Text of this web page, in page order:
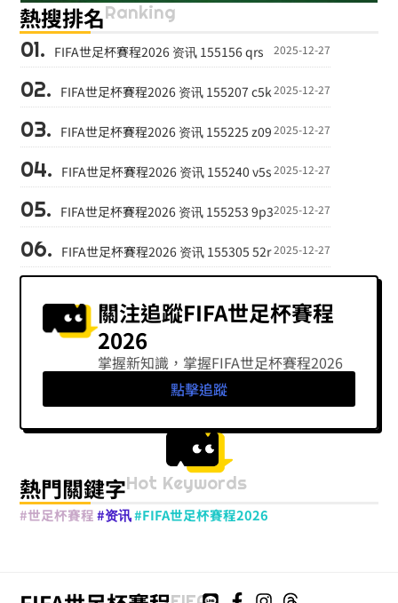
熱搜排名Ranking
FIFA世足杯賽程2026 资讯 155156 qrs 2025-12-27
FIFA世足杯賽程2026 资讯 155207 c5k2025-12-27
FIFA世足杯賽程2026 资讯 155225 z092025-12-27
FIFA世足杯賽程2026 资讯 155240 v5s2025-12-27
FIFA世足杯賽程2026 资讯 155253 9p32025-12-27
FIFA世足杯賽程2026 资讯 155305 52r2025-12-27
關注追蹤FIFA世足杯賽程
2026
掌握新知識，掌握FIFA世足杯賽程2026
點擊追蹤
熱門關鍵字Hot Keywords
#世足杯賽程 #资讯#FIFA世足杯賽程2026